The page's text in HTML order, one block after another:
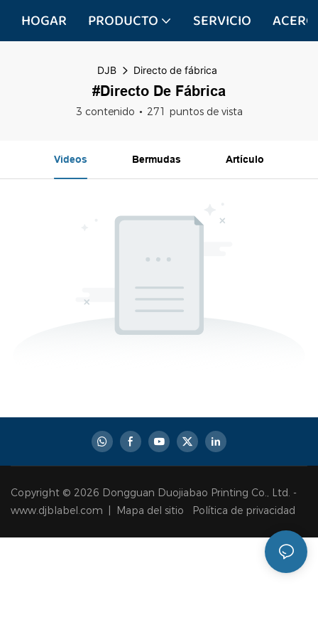
HOGAR PRODUCTO SERVICIO
DJB Directo de fábrica
#Directo De Fábrica
3 contenido 271 puntos de vista
Videos Bermudas Artículo
Copyright © 2026 Dongguan Duojiabao Printing Co., Ltd. -
www.djblabel.com |
Mapa del sitio Política de privacidad